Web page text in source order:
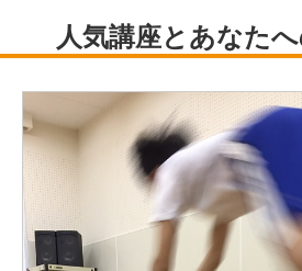
ミュージカル座「ひめゆり」「マザ
きゃりーぱみゅぱみゅライブ「THE
劇団Tokyo Clue「おかしなふたり
佐々木希衣 トークandライブ
ドラマ「スニッファー嗅覚捜査官」
ん」 GReeeen「アリガ